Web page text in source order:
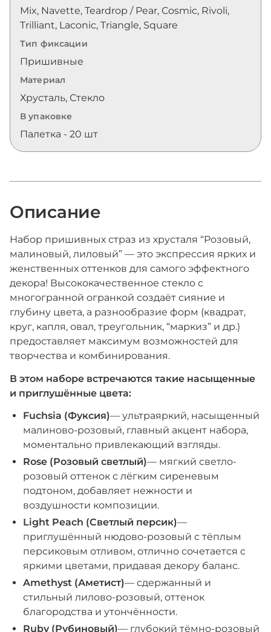
Mix, Navette, Teardrop / Pear, Cosmic, Rivoli,
Trilliant, Laconic, Triangle, Square
Тип фиксации
Пришивные
Материал
Хрусталь, Стекло
В упаковке
Палетка - 20 шт
Описание
Набор пришивных страз из хрусталя “Розовый,
малиновый, лиловый” — это экспрессия ярких и
женственных оттенков для самого эффектного
декора! Высококачественное стекло с
многогранной огранкой создаёт сияние и
глубину цвета, а разнообразие форм (квадрат,
круг, капля, овал, треугольник, “маркиз” и др.)
предоставляет максимум возможностей для
творчества и комбинирования.
В этом наборе встречаются такие насыщенные
и приглушённые цвета:
Fuchsia (Фуксия)— ультраяркий, насыщенный
малиново-розовый, главный акцент набора,
моментально привлекающий взгляды.
Rose (Розовый светлый)— мягкий светло-
розовый оттенок с лёгким сиреневым
подтоном, добавляет нежности и
воздушности композиции.
Light Peach (Светлый персик)—
приглушённый нюдово-розовый с тёплым
персиковым отливом, отлично сочетается с
яркими цветами, придавая декору баланс.
Amethyst (Аметист)— сдержанный и
стильный лилово-розовый, оттенок
благородства и утончённости.
Ruby (Рубиновый)— глубокий тёмно-розовый